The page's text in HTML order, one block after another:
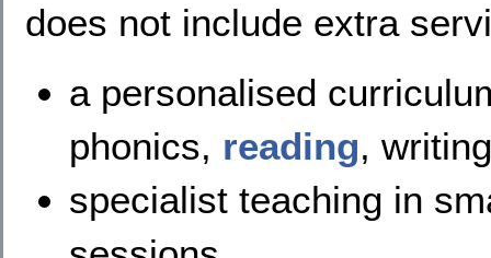
does not include extra
a personalised
phonics, reading,
specialist teaching in